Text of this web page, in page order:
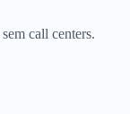
call centers.